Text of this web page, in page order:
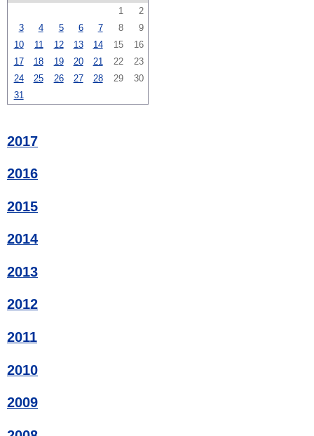
1
2
3
4 5 6 7 8
9
10
11 12 13 14 15
16
17
18 19 20 21 22
23
24
25 26 27 28 29
30
31
2017
2016
2015
2014
2013
2012
2011
2010
2009